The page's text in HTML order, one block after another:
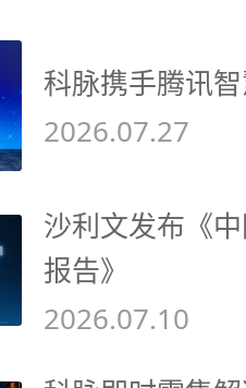
科脉携手腾讯
2026.07.27
沙利文发布《
报告》
2026.07.10